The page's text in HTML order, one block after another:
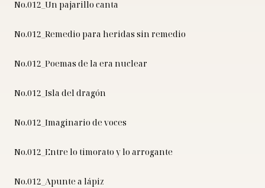
No.012_Un pajarillo canta
No.012_Remedio para heridas sin remedio
No.012_Poemas de la era nuclear
No.012_Isla del dragón
No.012_Imaginario de voces
No.012_Entre lo timorato y lo arrogante
No.012_Apunte a lápiz